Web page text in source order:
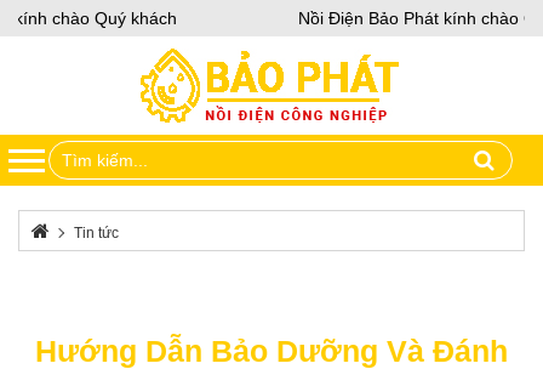
chào Quý khách Nồi Điện Bảo Phát kính chào
Tin tức
Hướng Dẫn Bảo Dưỡng Và Đánh